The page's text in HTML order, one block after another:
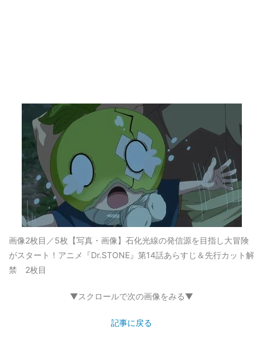
画像2枚目／5枚 【写真・画像】石化光線の発信源を目指し大冒険
がスタート！アニメ『Dr.STONE』第14話あらすじ＆先行カット解
禁 2枚目
▼スクロールで次の画像をみる▼
記事に戻る